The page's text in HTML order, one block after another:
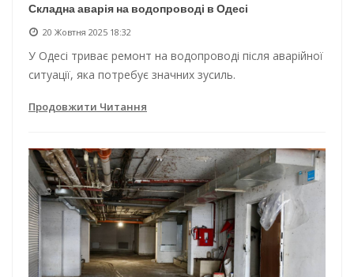
Складна аварія на водопроводі в Одесі
20 Жовтня 2025 18:32
У Одесі триває ремонт на водопроводі після аварійної
ситуації, яка потребує значних зусиль.
Продовжити Читання